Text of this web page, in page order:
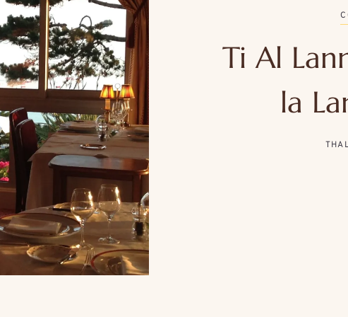
Ti Al
la